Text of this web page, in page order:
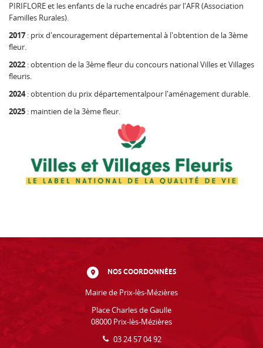
PIRIFLORE et les enfants de la ruche encadrés par l'AFR (Association
Familles Rurales).
2017 : prix d'encouragement départemental à l'obtention de la 3ème
fleur.
2022 : obtention de la 3ème fleur du concours national Villes et Villages
fleuris.
2024: obtention du prix départementalpour l'aménagement durable.
2025 : maintien de la 3ème fleur.
NOS COORDONNÉES
Mairie de Prix-lès-Mézières
Place Charles de Gaulle
08000 Prix-lès-Mézières
03 24 57 04 92